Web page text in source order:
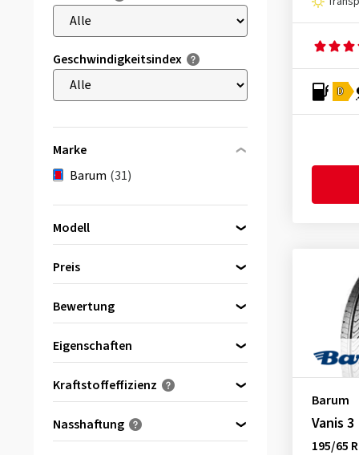
Geschwindigkeitsindex
Marke
Barum (31)
Modell
Vanis 2(2)
Vanis 3(27)
Preis
von
bis
Bewertung
Eigenschaften
Kraftstoffeffizienz
B (0)
Nasshaftung
D
Barum
Vanis 3
195/65